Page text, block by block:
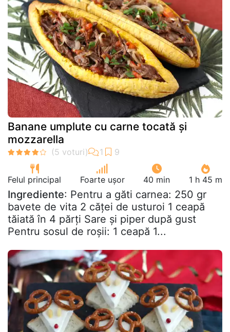
Banane umplute cu carne tocată și
mozzarella
Felul principal Foarte ușor 40 min 1 h 45 m
Ingrediente: Pentru a găti carnea: 250 gr
bavete de vita 2 căței de usturoi 1 ceapă
tăiată în 4 părți Sare și piper după gust
Pentru sosul de roșii: 1 ceapă 1...